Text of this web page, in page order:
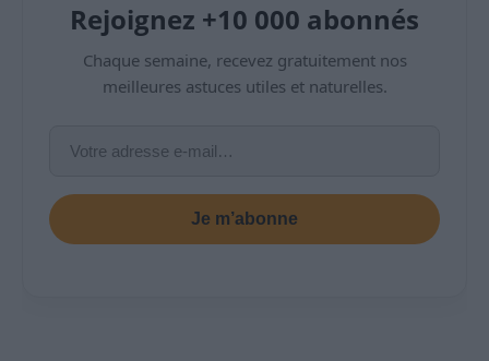
Rejoignez +10 000 abonnés
Chaque semaine, recevez gratuitement nos
meilleures astuces utiles et naturelles.
Je m’abonne